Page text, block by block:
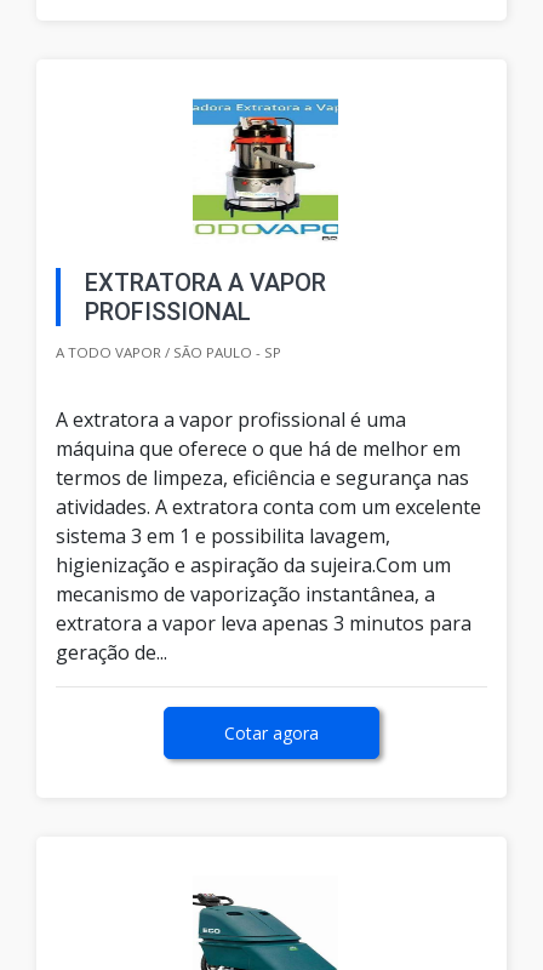
EXTRATORA A VAPOR
PROFISSIONAL
A TODO VAPOR / SÃO PAULO - SP
A extratora a vapor profissional é uma
máquina que oferece o que há de melhor em
termos de limpeza, eficiência e segurança nas
atividades. A extratora conta com um excelente
sistema 3 em 1 e possibilita lavagem,
higienização e aspiração da sujeira.Com um
mecanismo de vaporização instantânea, a
extratora a vapor leva apenas 3 minutos para
geração de...
Cotar agora